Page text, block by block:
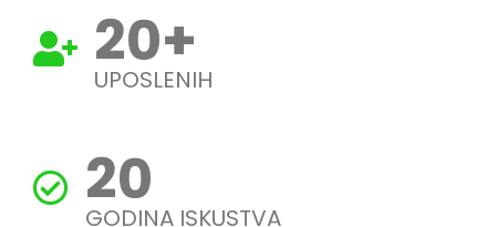
20+
UPOSLENIH
20
GODINA ISKUSTVA